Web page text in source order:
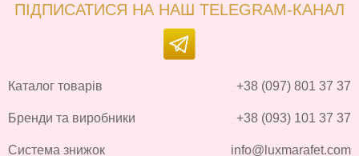
ПІДПИСАТИСЯ НА НАШ TELEGRAM-КАНАЛ
Каталог товарів
Бренди та виробники
Система знижок
+38 (097) 801 37 37
+38 (093) 101 37 37
info@luxmarafet.com